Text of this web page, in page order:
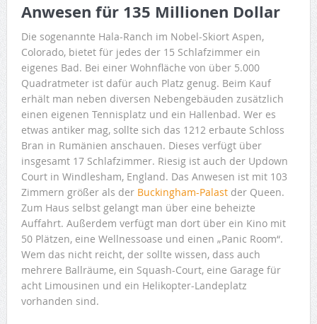
Anwesen für 135 Millionen Dollar
Die sogenannte Hala-Ranch im Nobel-Skiort Aspen,
Colorado, bietet für jedes der 15 Schlafzimmer ein
eigenes Bad. Bei einer Wohnfläche von über 5.000
Quadratmeter ist dafür auch Platz genug. Beim Kauf
erhält man neben diversen Nebengebäuden zusätzlich
einen eigenen Tennisplatz und ein Hallenbad. Wer es
etwas antiker mag, sollte sich das 1212 erbaute Schloss
Bran in Rumänien anschauen. Dieses verfügt über
insgesamt 17 Schlafzimmer. Riesig ist auch der Updown
Court in Windlesham, England. Das Anwesen ist mit 103
Zimmern größer als der Buckingham-Palastder Queen.
Zum Haus selbst gelangt man über eine beheizte
Auffahrt. Außerdem verfügt man dort über ein Kino mit
50 Plätzen, eine Wellnessoase und einen „Panic Room“.
Wem das nicht reicht, der sollte wissen, dass auch
mehrere Ballräume, ein Squash-Court, eine Garage für
acht Limousinen und ein Helikopter-Landeplatz
vorhanden sind.